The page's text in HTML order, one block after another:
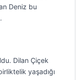
Deniz bu
Dilan Çiçek
yaşadığı